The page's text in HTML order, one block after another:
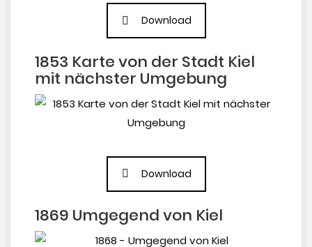
Download
1853 Karte von der Stadt Kiel
mit nächster Umgebung
Download
1869 Umgegend von Kiel